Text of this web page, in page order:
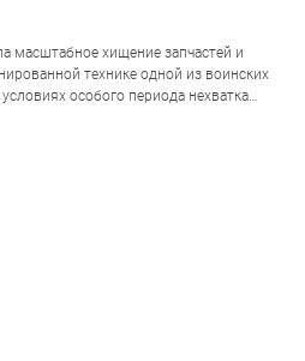
масштабное хищение запчастей и
технике одной из воинских
особого периода нехватка
пресс-служба Службы